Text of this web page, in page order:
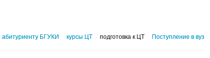
абитуриенту БГУКИ курсы ЦТ подготовка к ЦТ Поступление в вуз